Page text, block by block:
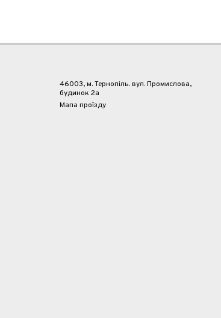
46003, м. Тернопіль. вул. Промислова,
будинок 2а
Мапа проїзду